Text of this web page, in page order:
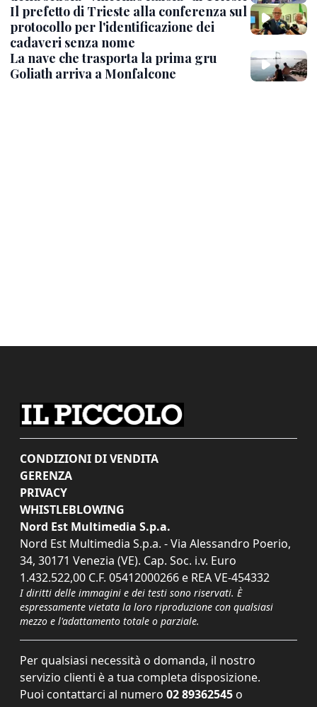
Il prefetto di Trieste alla conferenza sul
protocollo per l'identificazione dei
cadaveri senza nome
La nave che trasporta la prima gru
Goliath arriva a Monfalcone
CONDIZIONI DI VENDITA
GERENZA
PRIVACY
WHISTLEBLOWING
Nord Est Multimedia S.p.a.
Nord Est Multimedia S.p.a. - Via Alessandro Poerio,
34, 30171 Venezia (VE). Cap. Soc. i.v. Euro
1.432.522,00 C.F. 05412000266 e REA VE-454332
I diritti delle immagini e dei testi sono riservati. È
espressamente vietata la loro riproduzione con qualsiasi
mezzo e l'adattamento totale o parziale.
Per qualsiasi necessità o domanda, il nostro
servizio clienti è a tua completa disposizione.
Puoi contattarci al numero 02 89362545 o